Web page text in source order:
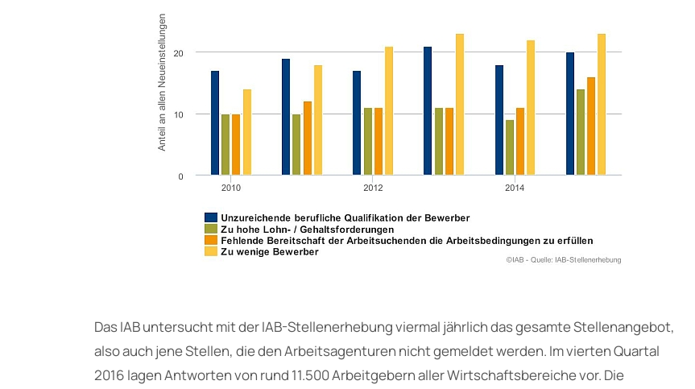
Das IAB untersucht mit der IAB-Stellenerhebung viermal jährlich das gesamte Stellenangebot,
also auch jene Stellen, die den Arbeitsagenturen nicht gemeldet werden. Im vierten Quartal
2016 lagen Antworten von rund 11.500 Arbeitgebern aller Wirtschaftsbereiche vor. Die